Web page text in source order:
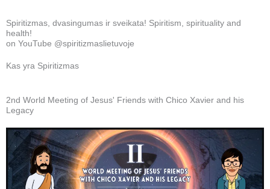
Spiritizmas, dvasingumas ir sveikata! Spiritism, spirituality and
health!
on YouTube @spiritizmaslietuvoje
Kas yra Spiritizmas
2nd World Meeting of Jesus' Friends with Chico Xavier and his
Legacy